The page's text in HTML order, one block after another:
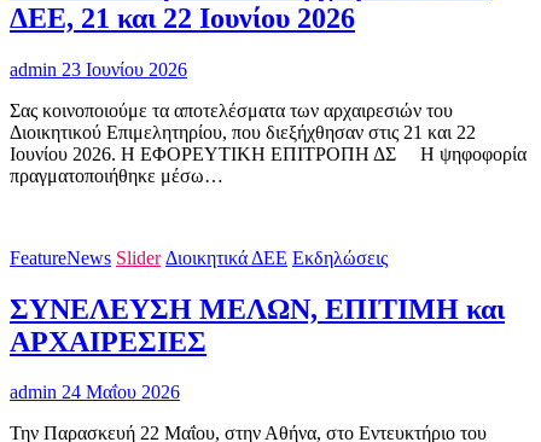
ΔΕΕ, 21 και 22 Ιουνίου 2026
admin 23 Ιουνίου 2026
Σας κοινοποιούμε τα αποτελέσματα των αρχαιρεσιών του
Διοικητικού Επιμελητηρίου, που διεξήχθησαν στις 21 και 22
Ιουνίου 2026. Η ΕΦΟΡΕΥΤΙΚΗ ΕΠΙΤΡΟΠΗ ΔΣ H ψηφοφορία
πραγματοποιήθηκε μέσω…
FeatureNews Slider Διοικητικά ΔΕΕ Εκδηλώσεις
ΣΥΝΕΛΕΥΣΗ ΜΕΛΩΝ, ΕΠΙΤΙΜΗ και
ΑΡΧΑΙΡΕΣΙΕΣ
admin 24 Μαΐου 2026
Την Παρασκευή 22 Μαΐου, στην Αθήνα, στο Εντευκτήριο του